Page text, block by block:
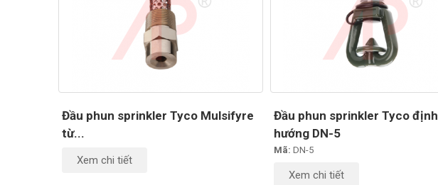
Đầu phun sprinkler Tyco Mulsifyre
từ...
Xem chi tiết
Đầu phun sprinkler Tyco định
hướng DN-5
Mã: DN-5
Xem chi tiết